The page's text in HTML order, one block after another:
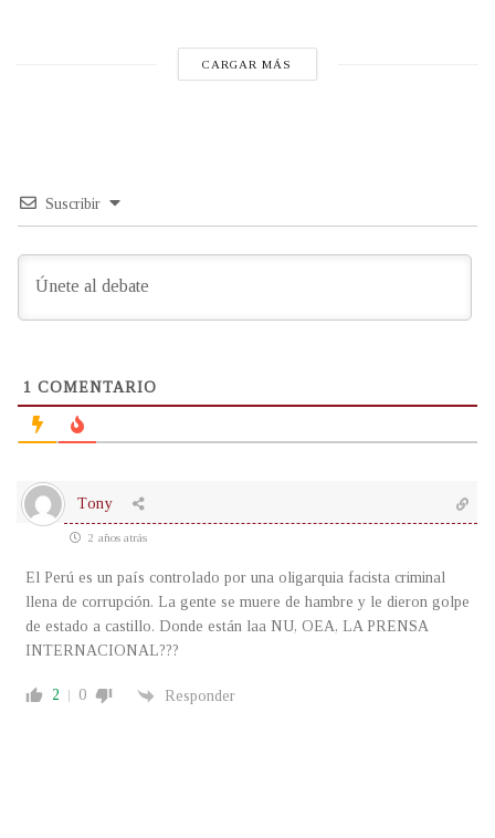
CARGAR MÁS
Suscribir
1 COMENTARIO
Tony
2 años atrás
El Perú es un país controlado por una oligarquia facista criminal
llena de corrupción. La gente se muere de hambre y le dieron golpe
de estado a castillo. Donde están laa NU, OEA, LA PRENSA
INTERNACIONAL???
2 0 Responder